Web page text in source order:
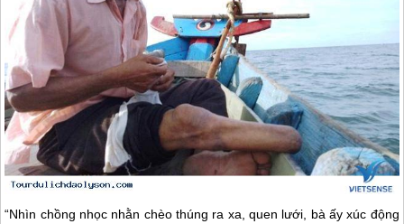
“Nhìn chồng nhọc nhằn chèo thúng ra xa, quen lưới, bà ấy xúc động